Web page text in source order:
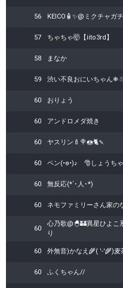
56 KEICO🧴✨️@ミクチャガ
57 ちゃちゃ🤯【iito3rd】
58 まなか
59 渋い不良おにいちゃん❄☃
60 おりょう
60 アンドロメダ焼き
60 ヤスリン🍼🍭🍩🐈🍡
60 ペン(•ө•)♪ 🎅しょうち
60 無反応(*´･人･*)
60
60
心乃歌@🐣🏰異星ひよこ
り
60 外無音)かなえ🌾( '-'🌾)麦
60 ふくちゃん//